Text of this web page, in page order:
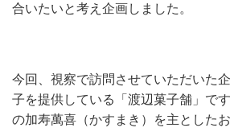
合いたいと考え企画しました。
今回、視察で訪問させていただいた
子を提供している「渡辺菓子舗」で
の加寿萬喜（かすまき）を主とした